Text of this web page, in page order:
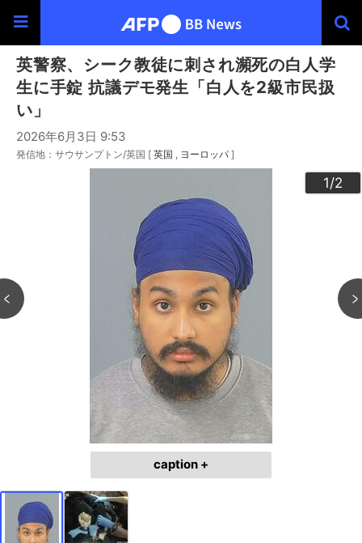
英警察、シーク教徒に刺され瀕死の白人学
生に手錠 抗議デモ発生「白人を2級市民扱
い」
2026年6月3日 9:53
発信地：サウサンプトン/英国 [ 英国 ヨーロッパ ]
1/2
2/2
caption +